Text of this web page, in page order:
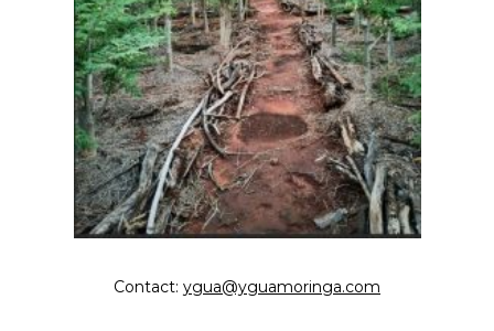
Contact: ygua@yguamoringa.com